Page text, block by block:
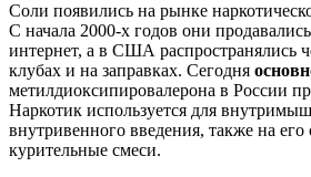
Соли появились на рынке
С начала 2000-х годов они
интернет, а в США распространялись
клубах и на заправках. Сегодня
метилдиоксипировалерона в России
Наркотик используется для
внутривенного введения, также на его
курительные смеси.